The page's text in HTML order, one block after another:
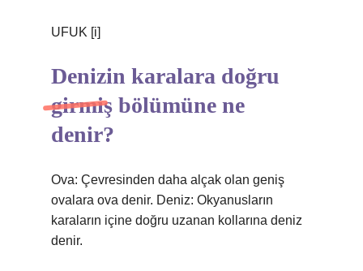
UFUK [i]
Denizin karalara doğru
girmiş bölümüne ne
denir?
Ova: Çevresinden daha alçak olan geniş
ovalara ova denir. Deniz: Okyanusların
karaların içine doğru uzanan kollarına deniz
denir.